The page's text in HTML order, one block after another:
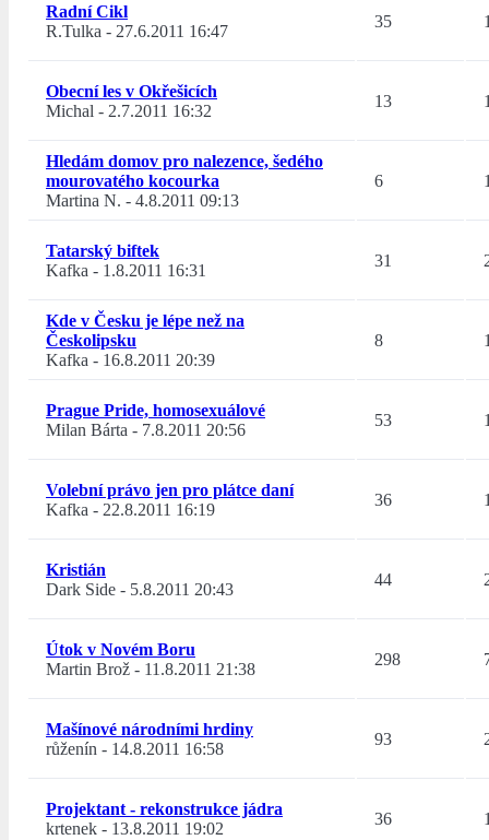
Radní Cikl
R.Tulka - 27.6.2011 16:47
35
Obecní les v Okřešicích
Michal - 2.7.2011 16:32
13
Hledám domov pro nalezence, šedého
mourovatého kocourka
Martina N. - 4.8.2011 09:13
6
Tatarský biftek
Kafka - 1.8.2011 16:31
31
Kde v Česku je lépe než na
Českolipsku
Kafka - 16.8.2011 20:39
8
Prague Pride, homosexuálové
Milan Bárta - 7.8.2011 20:56
53
Volební právo jen pro plátce daní
Kafka - 22.8.2011 16:19
36
Kristián
Dark Side - 5.8.2011 20:43
44
Útok v Novém Boru
Martin Brož - 11.8.2011 21:38
298
Mašínové národními hrdiny
růženín - 14.8.2011 16:58
93
Projektant - rekonstrukce jádra
krtenek - 13.8.2011 19:02
36